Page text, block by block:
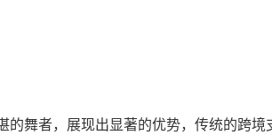
舞者，展现出显著的优势，传统的跨